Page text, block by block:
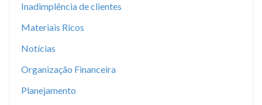
Inadimplência de clientes
Materiais Ricos
Notícias
Organização Financeira
Planejamento